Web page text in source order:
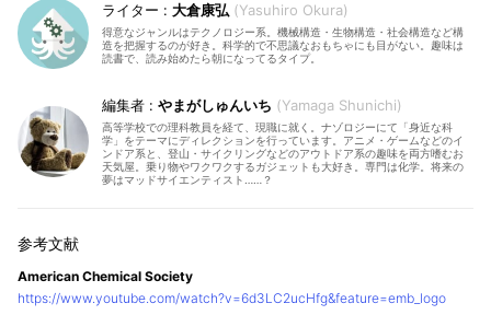
大倉康弘 Yasuhiro Okura
得意なジャンルはテクノロジー系。機械構造・生物構造・社会構造など構
造を把握するのが好き。科学的で不思議なおもちゃにも目がない。趣味は
読書で、読み始めたら朝になってるタイプ。
やまがしゅんいち Yamaga Shunichi
高等学校での理科教員を経て、現職に就く。ナゾロジーにて「身近な科
学」をテーマにディレクションを行っています。アニメ・ゲームなどのイ
ンドア系と、登山・サイクリングなどのアウトドア系の趣味を両方嗜むお
天気屋。乗り物やワクワクするガジェットも大好き。専門は化学。将来の
夢はマッドサイエンティスト……？
American Chemical Society
https://www.youtube.com/watch?v=6d3LC2ucHfg&feature=emb_logo